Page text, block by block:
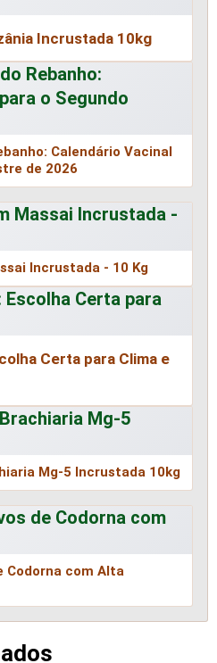
Incrustada 10kg
Calendário Vacinal
de 2026
Incrustada - 10 Kg
Certa para Clima e
Mg-5 Incrustada 10kg
Codorna com Alta